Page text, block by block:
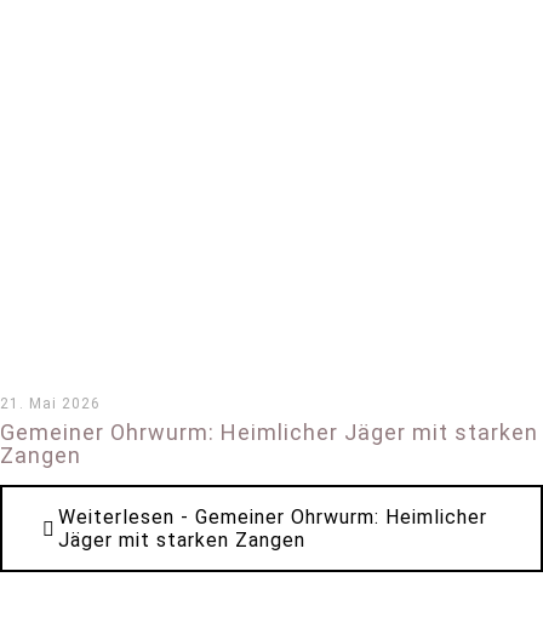
21. Mai 2026
Gemeiner Ohrwurm: Heimlicher Jäger mit starken
Zangen
Weiterlesen - Gemeiner Ohrwurm: Heimlicher
Jäger mit starken Zangen